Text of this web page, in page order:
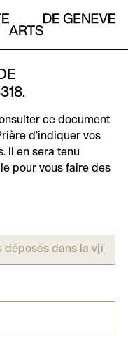
ce document
d’indiquer vos
Il en sera tenu
pour vous faire des